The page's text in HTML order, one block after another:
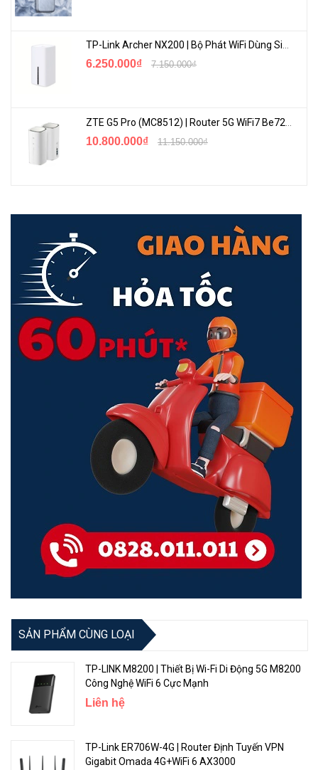
Hỗ trợ đồng thời kết nối nhiều thiết bị
MU-MIMO cùng với công nghệ OFDMA cải thiện đáng kể hiệu suất
phép kết nối đến 60 thiết bị đồng thời, đây là một trong những
Nhận tín hiệu mạnh mẽ, cảm giác như không có vật cản ở giữa
Với 8 anten đa hướng việc phủ sóng không gian của bạn chưa bao
giờ trở nên dễ dàng đến vậy chỉ cần cấp nguồn cho thiết bị và trải
nghiệm internet tốc độ cao mọi nơi.
Tốc độ tên lửa, không thể chờ đợi
Được trang bị công nghệ Wi-Fi 6 như OFDMA, 1024 QAM và chuẩn
802.11ax mới nhất, 3200GX PRO đạt tốc độ cực nhanh, 3200Mbps,
6.250.000₫ 7.150.000₫
10.800.000₫ 11.150.000₫
SẢN PHẨM CÙNG LOẠI
TP-LINK M8200 | Thiết Bị Wi-Fi Di Động 5G M8200
Công Nghệ WiFi 6 Cực Mạnh
Liên hệ
TP-Link ER706W-4G | Router Định Tuyến VPN
Gigabit Omada 4G+WiFi 6 AX3000